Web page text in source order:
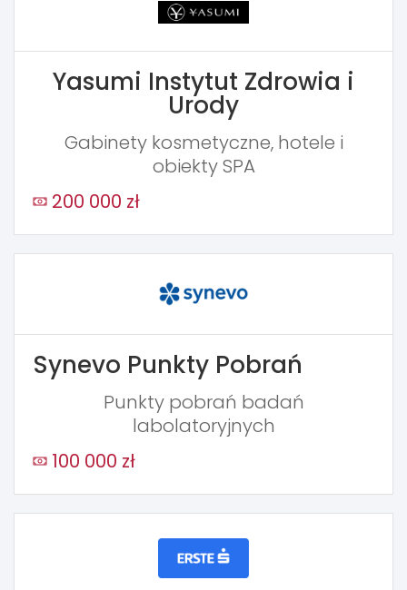
Yasumi Instytut Zdrowia i
Urody
Gabinety kosmetyczne, hotele i
obiekty SPA
200 000 zł
Synevo Punkty Pobrań
Punkty pobrań badań
labolatoryjnych
100 000 zł